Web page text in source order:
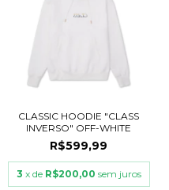
CLASSIC HOODIE "CLASS
INVERSO" OFF-WHITE
R$599,99
3 x de R$200,00 sem juros